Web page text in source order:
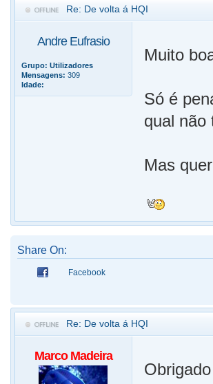
Re: De volta á HQI
Andre Eufrasio
Grupo: Utilizadores
Mensagens: 309
Idade:
Muito
Só é
qual não
Mas
Share On:
Facebook
Re: De volta á HQI
Marco Madeira